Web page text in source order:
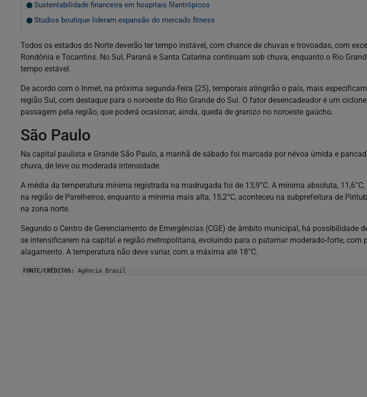
Sustentabilidade financeira em hospitais filantrópicos
Studios boutique lideram expansão do mercado fitness
Todos os estados do Norte deverão ter tempo instável, com chance de chuvas e trovoadas, com
Rondônia e Tocantins. No Sul, Paraná e Santa Catarina continuam sob chuva, enquanto o Rio
tempo estável.
De acordo com o Inmet, na próxima segunda-feira (25), temporais atingirão o país, mais
região Sul, com destaque para o noroeste do Rio Grande do Sul. O fator desencadeador é um
passagem pela região, que poderá ocasionar, ainda, queda de granizo no noroeste gaúcho.
São Paulo
Na capital paulista e Grande São Paulo, a manhã de sábado foi marcada por névoa úmida e
chuva, de leve ou moderada intensidade.
A média da temperatura mínima registrada na madrugada foi de 13,9°C. A mínima absoluta,
na região de Parelheiros, enquanto a mínima mais alta, 15,2°C, aconteceu na subprefeitura de
na zona norte.
Segundo o Centro de Gerenciamento de Emergências (CGE) de âmbito municipal, há possibilidade
se intensificarem na capital e região metropolitana, evoluindo para o patamar moderado-forte, com
alagamento. A temperatura não deve variar, com a máxima até 18°C.
FONTE/CRÉDITOS: Agência Brasil